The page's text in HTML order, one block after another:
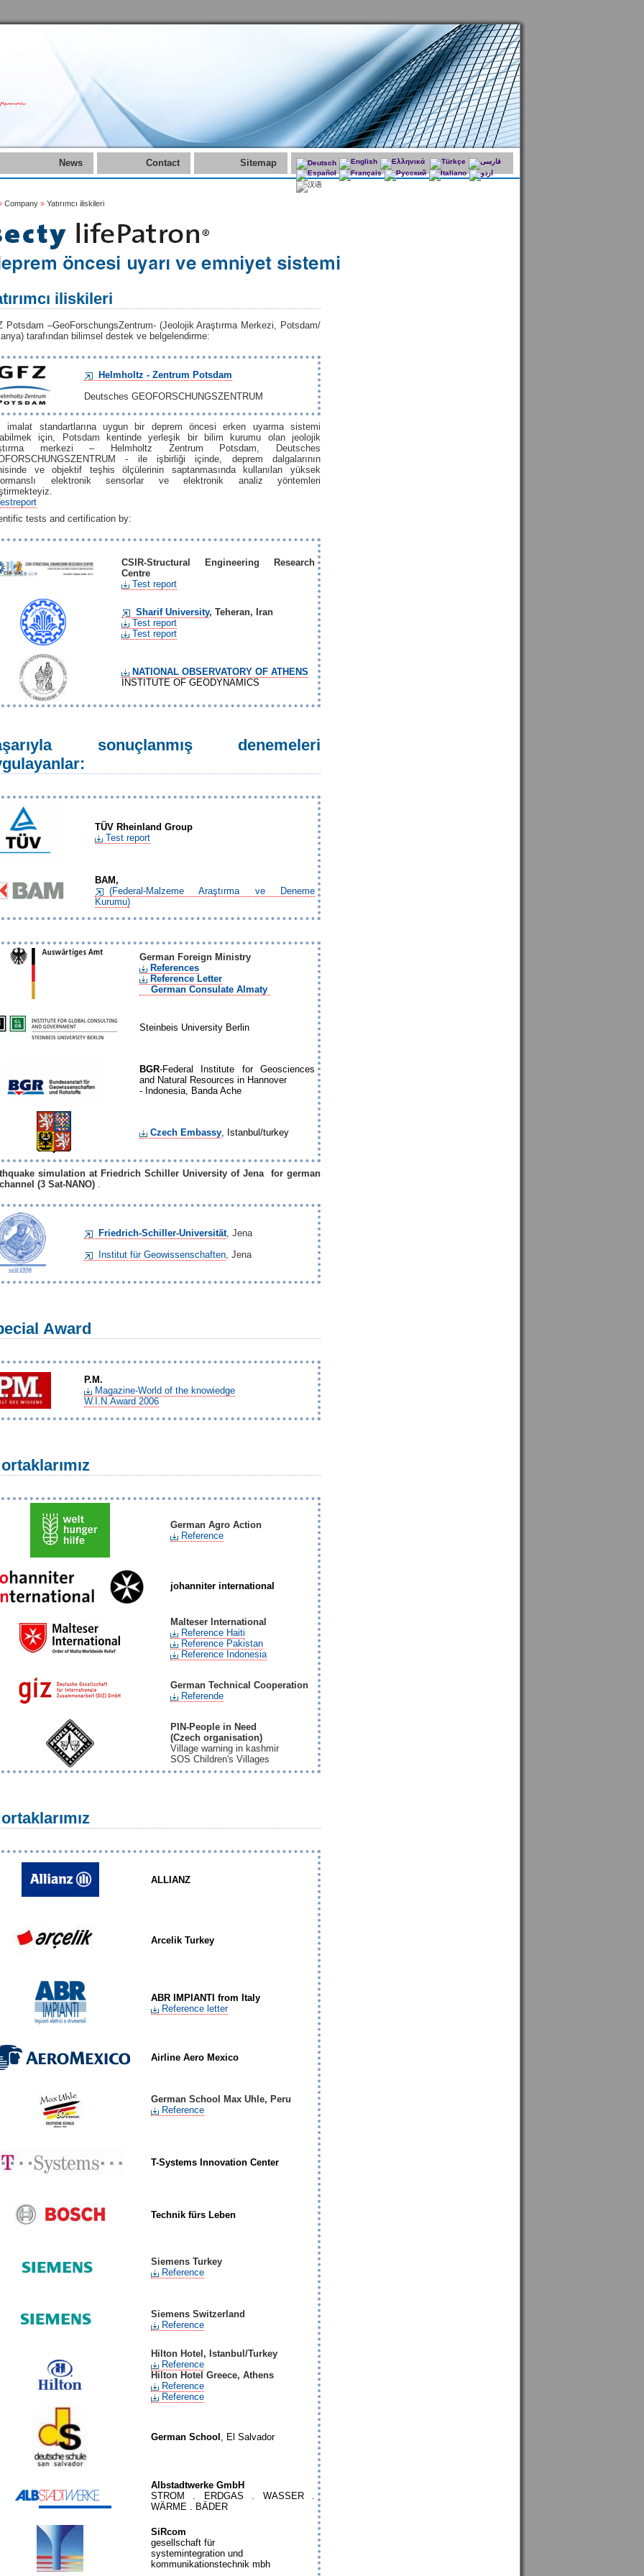
News Contact Sitemap
Company » Yatırımcı iliskileri
iliskileri
Potsdam –GeoForschungsZentrum- (Jeolojik Araştırma Merkezi, Potsdam/
tarafından bilimsel destek ve belgelendirme:
Helmholtz - Zentrum Potsdam
Deutsches GEOFORSCHUNGSZENTRUM
imalat standartlarına uygun bir deprem öncesi erken uyarma sistemi
için, Potsdam kentinde yerleşik bir bilim kurumu olan jeolojik
merkezi – Helmholtz Zentrum Potsdam, Deutsches
- ile işbirliği içinde, deprem dalgalarının
ve objektif teşhis ölçülerinin saptanmasında kullanılan yüksek
elektronik sensorlar ve elektronik analiz yöntemleri
tests and certification by:
CSIR-Structural Engineering Research
Centre
Test report
Sharif University, Teheran, Iran
Test report
Test report
NATIONAL OBSERVATORY OF ATHENS
INSTITUTE OF GEODYNAMICS
sonuçlanmış denemeleri
TÜV Rheinland Group
Test report
BAM,
(Federal-Malzeme Araştırma ve Deneme
Kurumu)
German Foreign Ministry
References
Reference Letter
German Consulate Almaty
Steinbeis University Berlin
BGR-Federal Institute for Geosciences
and Natural Resources in Hannover
- Indonesia, Banda Ache
Czech Embassy, Istanbul/turkey
simulation at Friedrich Schiller University of Jena for german
(3 Sat-NANO) .
Friedrich-Schiller-Universität, Jena
Institut für Geowissenschaften, Jena
Award
P.M.
Magazine-World of the knowiedge
W.I.N.Award 2006
German Agro Action
Reference
johanniter international
Malteser International
Reference Haiti
Reference Pakistan
Reference Indonesia
German Technical Cooperation
Referende
PIN-People in Need
(Czech organisation)
Village warning in kashmir
SOS Children's Villages
ALLIANZ
Arcelik Turkey
ABR IMPIANTI from Italy
Reference letter
Airline Aero Mexico
German School Max Uhle, Peru
Reference
T-Systems Innovation Center
Technik fürs Leben
Siemens Turkey
Reference
Siemens Switzerland
Reference
Hilton Hotel, Istanbul/Turkey
Reference
Hilton Hotel Greece, Athens
Reference
Reference
German School , El Salvador
Albstadtwerke GmbH
STROM . ERDGAS . WASSER .
WÄRME . BÄDER
SiRcom
gesellschaft für
systemintegration und
kommunikationstechnik mbh